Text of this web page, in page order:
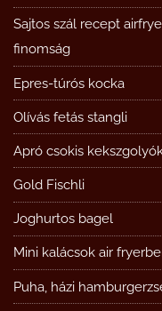
Sajtos szál recept
finomság
Epres-túrós kocka
Olívás fetás stangli
Apró csokis
Gold Fischli
Joghurtos bagel
Mini kalácsok air
Puha, házi